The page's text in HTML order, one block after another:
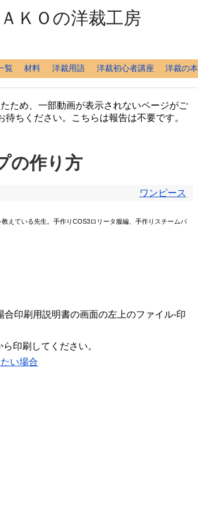
覧 材料 洋裁用語 洋裁初心者講座 洋裁の本
ため、一部動画が表示されないページがご
ちください。こちらは報告は不要です。
の作り方
ワンピース
えている先生。手作りCOS3ロリータ服編、手作りスチームパ
合印刷用説明書の画面の左上のファイル-印
印刷してください。
い場合